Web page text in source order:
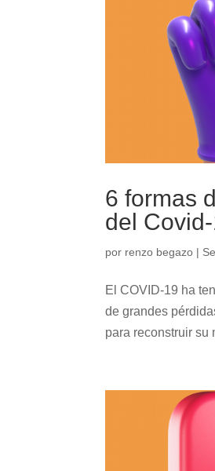
6 formas
del
por renzo begazo |
El COVID-19 ha
de grandes
para reconstruir su